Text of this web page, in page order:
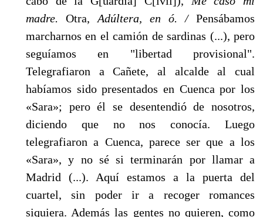
madre. Otra, Adúltera, en ó. / Pensábamos
marcharnos en el camión de sardinas (...), pero
seguíamos en "libertad provisional".
Telegrafiaron a Cañete, al alcalde al cual
habíamos sido presentados en Cuenca por los
«Sara»; pero él se desentendió de nosotros,
diciendo que no nos conocía. Luego
telegrafiaron a Cuenca, parece ser que a los
«Sara», y no sé si terminarán por llamar a
Madrid (...). Aquí estamos a la puerta del
cuartel, sin poder ir a recoger romances
siquiera. Además las gentes no quieren, como